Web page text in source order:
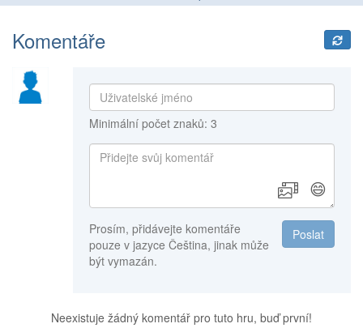
Komentáře
Minimální počet znaků: 3
😄
Poslat
Prosím, přidávejte komentáře
pouze v jazyce Čeština, jinak může
být vymazán.
Neexistuje žádný komentář pro tuto hru, buď první!